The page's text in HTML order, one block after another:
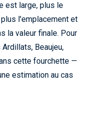
est large, plus le
l'emplacement et
la valeur finale. Pour
Beaujeu,
cette fourchette —
estimation au cas